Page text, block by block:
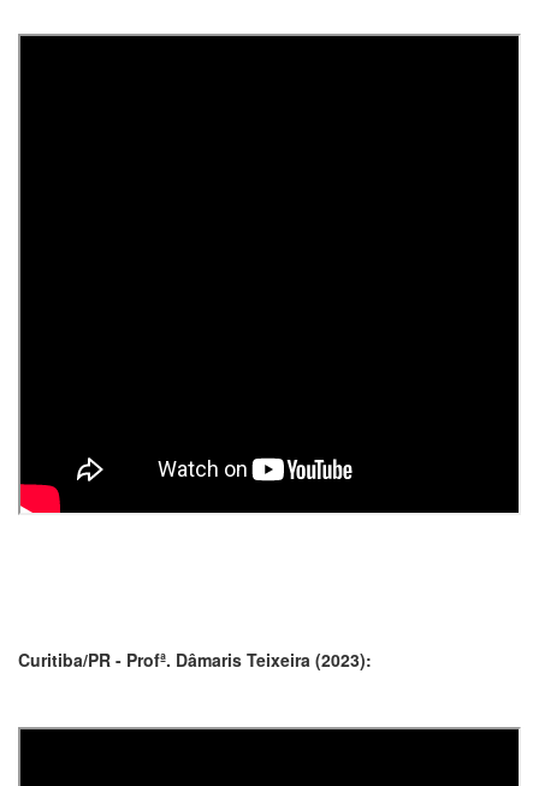
Curitiba/PR - Profª. Dâmaris Teixeira (2023):